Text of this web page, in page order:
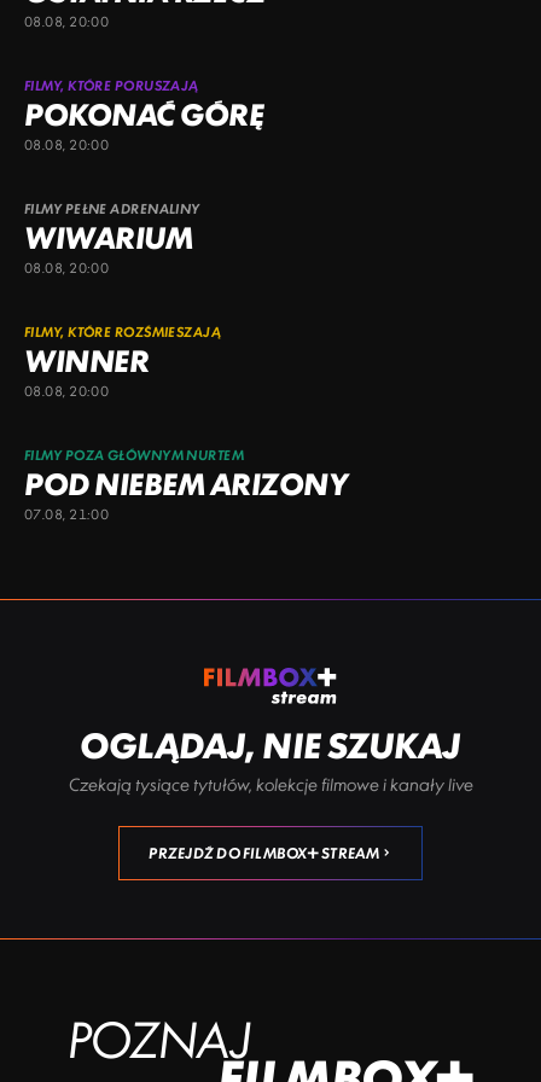
08.08, 20:00
FILMY, KTÓRE PORUSZAJĄ
POKONAĆ GÓRĘ
08.08, 20:00
FILMY PEŁNE ADRENALINY
WIWARIUM
08.08, 20:00
FILMY, KTÓRE ROZŚMIESZAJĄ
WINNER
08.08, 20:00
FILMY POZA GŁÓWNYM NURTEM
POD NIEBEM ARIZONY
07.08, 21:00
OGLĄDAJ, NIE SZUKAJ
Czekają tysiące tytułów, kolekcje filmowe i kanały live
PRZEJDŹ DO FILMBOX+ STREAM
POZNAJ